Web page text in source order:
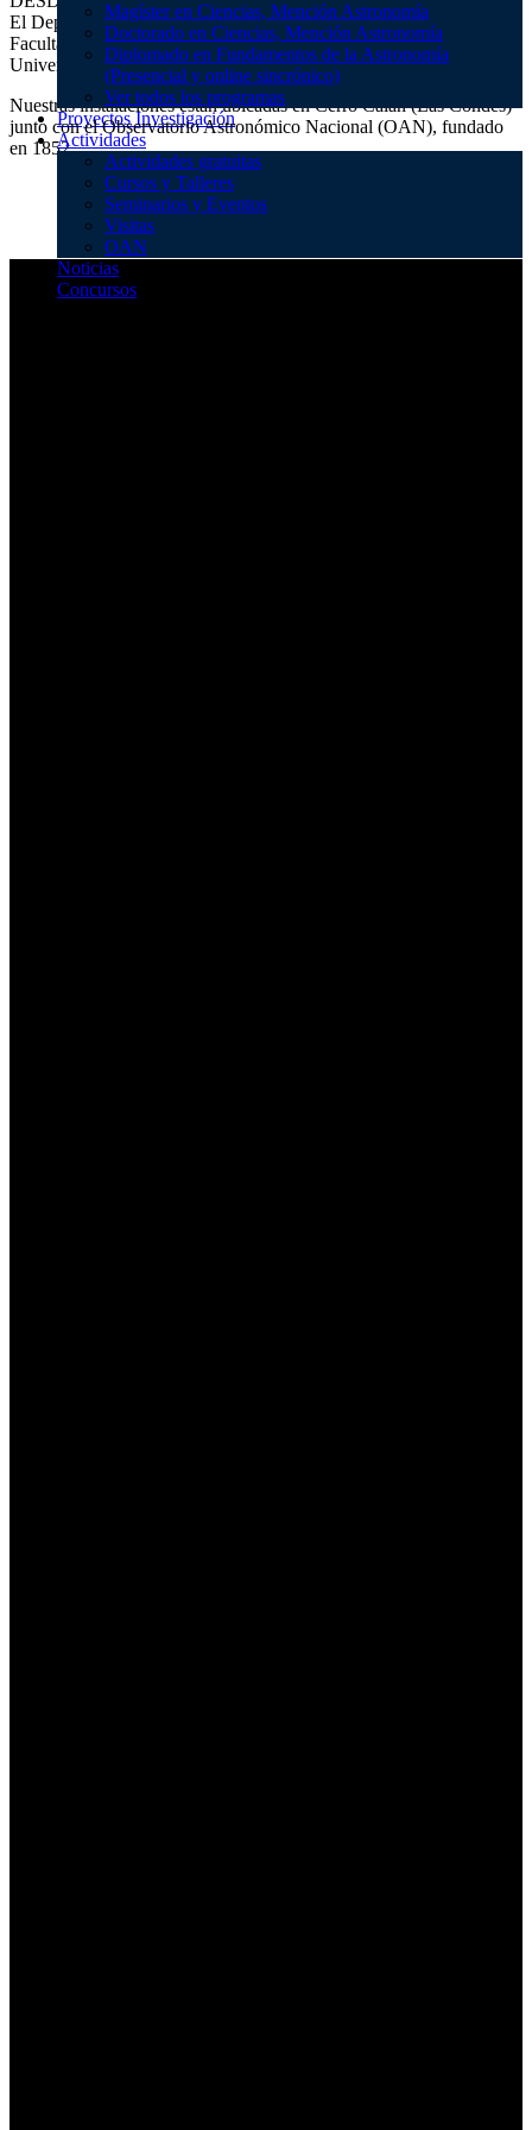
Magíster en Ciencias, Mención Astronomía
Doctorado en Ciencias, Mención Astronomía
Diplomado en Fundamentos de la Astronomía
(Presencial y online sincrónico)
Ver todos los programas
Proyectos Investigación
Actividades
Actividades gratuitas
Cursos y Talleres
Seminarios y Eventos
Visitas
OAN
Noticias
Concursos
El Departamento de Astronomía (DAS) fuecreado en 1965
Facultad de Ciencias Físicas y Matemáticas (FCFM) de la
Universidad de Chile.
Nuestras instalaciones están ubicadas en Cerro Calán (Las Condes)
junto con el Observatorio Astronómico Nacional (OAN), fundado
en 1852.